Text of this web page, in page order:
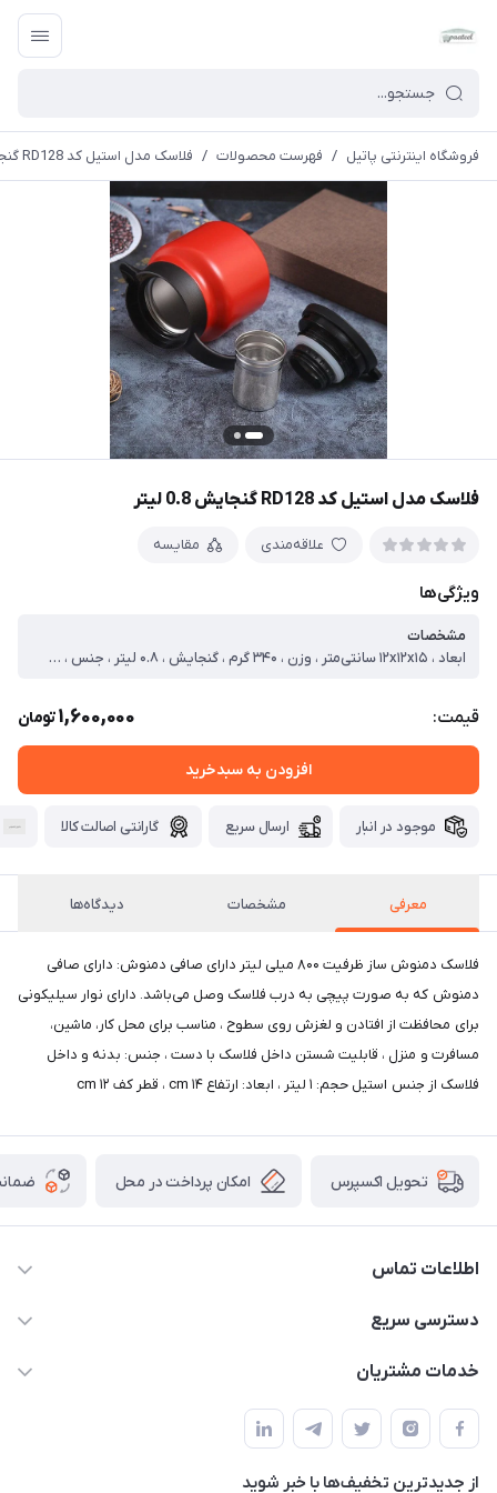
فروشگاه اینترنتی پاتیل / فهرست محصولات / فلاسک مدل استیل کد RD128 گنجایش 0.8 لیتر
فلاسک مدل استیل کد RD128 گنجایش 0.8 لیتر
علاقه‌مندی مقایسه
ویژگی‌ها
مشخصات
ابعاد ، ۱۲x۱۲x۱۵ سانتی‌متر ، وزن ، ۳۴۰ گرم ، گنجایش ، ۰.۸ لیتر ، جنس ، جنس: بدنه و داخل فلاسک از جنس استیل ، نوع سری ، پیچی ، شامل ، دستگیره ، نحوه خروج نوشیدنی ، فشاری ، نوع دهانه ، نی‌دار ، نوع عایق حرارتی ، دیواره گازی ، کشور مبدا برند ، چین
قیمت: 1,600,000تومان
افزودن به سبدخرید
موجود در انبار ارسال سریع گارانتی اصالت کالا
معرفی مشخصات دیدگاه‌ها
فلاسک دمنوش ساز ظرفیت ۸۰۰ میلی لیتر دارای صافی دمنوش: دارای صافی
دمنوش که به صورت پیچی به درب فلاسک وصل می‌باشد. دارای نوار سیلیکونی
برای محافظت از افتادن و لغزش روی سطوح ، مناسب برای محل کار، ماشین،
مسافرت و منزل ، قابلیت شستن داخل فلاسک با دست ، جنس: بدنه و داخل
فلاسک از جنس استیل حجم: ۱ لیتر ، ابعاد: ارتفاع ۱۴ cm ، قطر کف ۱۲ cm
تحویل اکسپرس امکان پرداخت در محل
اطلاعات تماس
09165044753
دسترسی سریع
حساب کاربری
لیست محصولات
درباره ما
خدمات مشتریان
قوانین و مقررات
حریم خصوصی
از جدید‌ترین تخفیف‌ها با‌ خبر شوید